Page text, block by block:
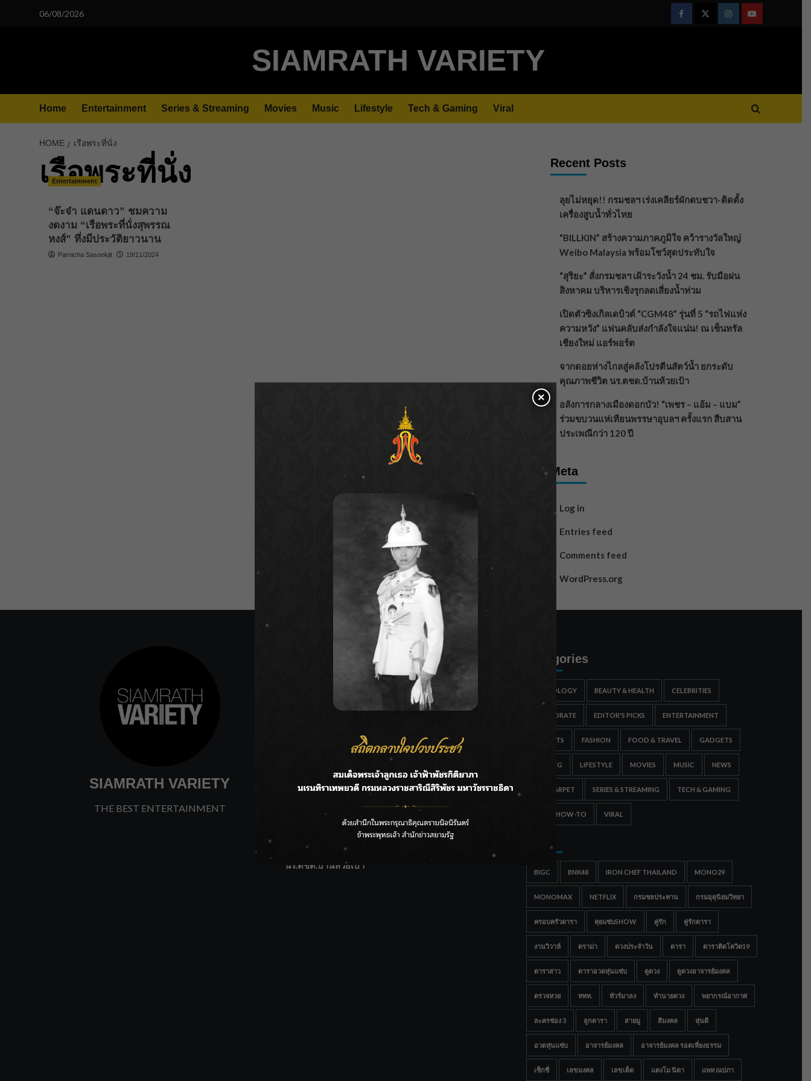
06/08/2026
FacebookTwitterInstagramYoutube
SIAMRATH VARIETY
Home Entertainment Series & Streaming Movies Music Lifestyle Tech & Gaming Viral
HOME เรือพระที่นั่ง
เรือพระที่นั่ง
Entertainment
“จ๊ะจ๋า แดนดาว” ชมความ
งดงาม “เรือพระที่นั่งสุพรรณ
หงส์” ทึ่งมีประวัติยาวนาน
Parnicha Sasookjit 19/11/2024
Recent Posts
ลุยไม่หยุด!! กรมชลฯ เร่งเคลียร์ผักตบชวา-ติดตั้ง
เครื่องสูบน้ำทั่วไทย
“BILLKIN” สร้างความภาคภูมิใจ คว้ารางวัลใหญ่
Weibo Malaysia พร้อมโชว์สุดประทับใจ
“สุริยะ” สั่งกรมชลฯ เฝ้าระวังน้ำ 24 ชม. รับมือฝน
สิงหาคม บริหารเชิงรุกลดเสี่ยงน้ำท่วม
เปิดตัวซิงเกิลเดบิวต์ “CGM48” รุ่นที่ 5 “รถไฟแห่ง
ความหวัง” แฟนคลับส่งกำลังใจแน่น! ณ เซ็นทรัล
เชียงใหม่ แอร์พอร์ต
จากดอยห่างไกลสู่คลังโปรตีนสัตว์น้ำ ยกระดับ
คุณภาพชีวิต นร.ตชด.บ้านห้วยเป้า
อลังการกลางเมืองดอกบัว! “เพชร – แอ้ม – แบม”
ร่วมขบวนแห่เทียนพรรษาอุบลฯ ครั้งแรก สืบสาน
ประเพณีกว่า 120 ปี
Meta
Log in
Entries feed
Comments feed
WordPress.org
SIAMRATH VARIETY
THE BEST ENTERTAINMENT
ลุยไม่หยุด!! กรมชลฯ เร่งเคลียร์ผักตบชวา-ติดตั้งเครื่องสูบน้ำ
Malaysia พร้อมโชว์สุดประทับใจ
“สุริยะ” สั่งกรมชลฯ เฝ้าระวังน้ำ 24 ชม. รับมือฝนสิงหาคม
บริหารเชิงรุกลดเสี่ยงน้ำท่วม
เปิดตัวซิงเกิลเดบิวต์ “CGM48” รุ่นที่ 5 “รถไฟแห่งความหวัง”
แฟนคลับส่งกำลังใจแน่น! ณ เซ็นทรัลเชียงใหม่ แอร์พอร์ต
จากดอยห่างไกลสู่คลังโปรตีนสัตว์น้ำ ยกระดับคุณภาพชีวิต
นร.ตชด.บ้านห้วยเป้า
Categories
ASTROLOGY BEAUTY & HEALTH CELEBRITIES
CORPORATE EDITOR'S PICKS ENTERTAINMENT
ESPORTS FASHION FOOD & TRAVEL GADGETS
GAMING LIFESTYLE MOVIES MUSIC NEWS
RED CARPET SERIES & STREAMING TECH & GAMING
TIPS & HOW-TO VIRAL
BIGC BNK48 IRON CHEF THAILAND MONO29
MONOMAX NETFLIX กรมชลประทาน กรมอุตุนิยมวิทยา
ครอบครัวดารา คุยแซ่บSHOW คู่รัก คู่รักดารา
งานวิวาห์ ดราม่า ดวงประจำวัน ดารา ดาราติดโควิด19
ดาราสาว ดาราอวดหุ่นแซ่บ ดูดวง ดูดวงอาจารย์มงคล
ตรวจหวย ททท. ทัวร์มาลง ทำนายดวง พยากรณ์อากาศ
ละครช่อง 3 ลูกดารา สายมู สีมงคล หุ่นดี
อวดหุ่นแซ่บ อาจารย์มงคล อาจารย์มงคล รอดเที่ยงธรรม
เซ็กซี่ เลขมงคล เลขเด็ด แตงโม นิดา แพท ณปภา
×